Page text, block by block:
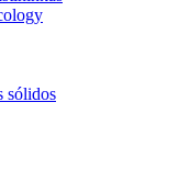
sólidos